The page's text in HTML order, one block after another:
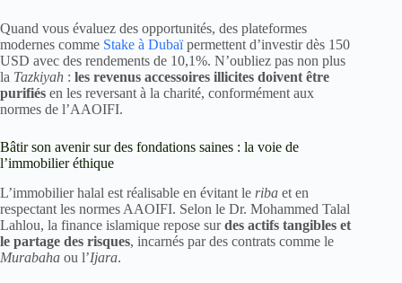
Quand vous évaluez des opportunités, des plateformes
modernes comme Stake à Dubaïpermettent d’investir dès 150
USD avec des rendements de 10,1%. N’oubliez pas non plus
la Tazkiyah : les revenus accessoires illicites doivent être
purifiés en les reversant à la charité, conformément aux
normes de l’AAOIFI.
Bâtir son avenir sur des fondations saines : la voie de
l’immobilier éthique
L’immobilier halal est réalisable en évitant le riba et en
respectant les normes AAOIFI. Selon le Dr. Mohammed Talal
Lahlou, la finance islamique repose surdes actifs tangibles et
le partage des risques, incarnés par des contrats comme le
Murabaha ou l’Ijara.